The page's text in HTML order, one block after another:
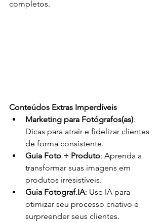
completos.
Conteúdos Extras Imperdíveis
Marketing para Fotógrafos(as):
Dicas para atrair e fidelizar clientes
de forma consistente.
Guia Foto + Produto: Aprenda a
transformar suas imagens em
produtos irresistíveis.
Guia Fotograf.IA: Use IA para
otimizar seu processo criativo e
surpreender seus clientes.